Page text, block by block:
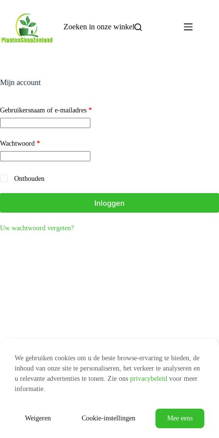
inhoud
Zoeken in onze winkel
Mijn account
Gebruikersnaam of e-mailadres *Vereist
Wachtwoord *Vereist
Onthouden
Inloggen
Uw wachtwoord vergeten?
Algemene voorwaarden
Privacy & Cookie Policy
We gebruiken cookies om u de beste browse-ervaring te bieden, de
inhoud van onze site te personaliseren, het verkeer te analyseren en
u relevante advertenties te tonen. Zie ons privacybeleid voor meer
informatie.
Mee eens
Cookie-instellingen
Weigeren